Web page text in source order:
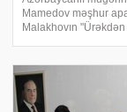
Mamedov məşhur
Malakhovın
insanların həyatında
dəyişikliklərdən və
talelərdə